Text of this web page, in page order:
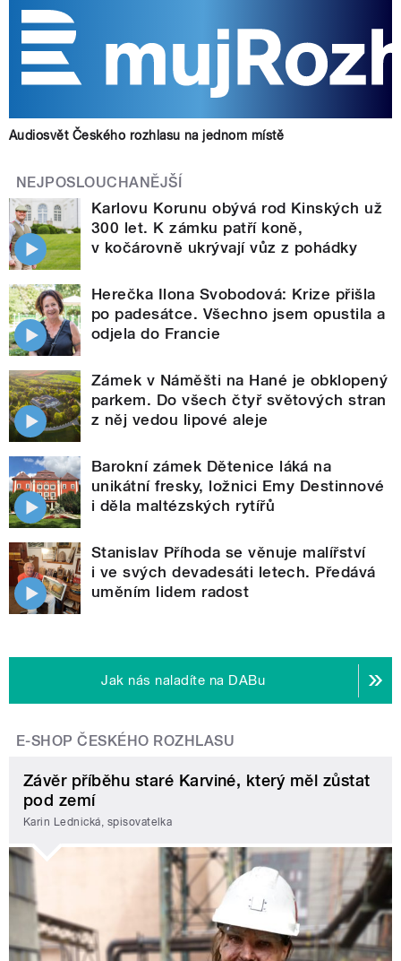
Audiosvět Českého rozhlasu na jednom místě
NEJPOSLOUCHANĚJŠÍ
Karlovu Korunu obývá rod Kinských už
300 let. K zámku patří koně,
v kočárovně ukrývají vůz z pohádky
Herečka Ilona Svobodová: Krize přišla
po padesátce. Všechno jsem opustila a
odjela do Francie
Zámek v Náměšti na Hané je obklopený
parkem. Do všech čtyř světových stran
z něj vedou lipové aleje
Barokní zámek Dětenice láká na
unikátní fresky, ložnici Emy Destinnové
i děla maltézských rytířů
Stanislav Příhoda se věnuje malířství
i ve svých devadesáti letech. Předává
uměním lidem radost
Jak nás naladíte na DABu
E-SHOP ČESKÉHO ROZHLASU
Závěr příběhu staré Karviné, který měl zůstat
pod zemí
Karin Lednická, spisovatelka